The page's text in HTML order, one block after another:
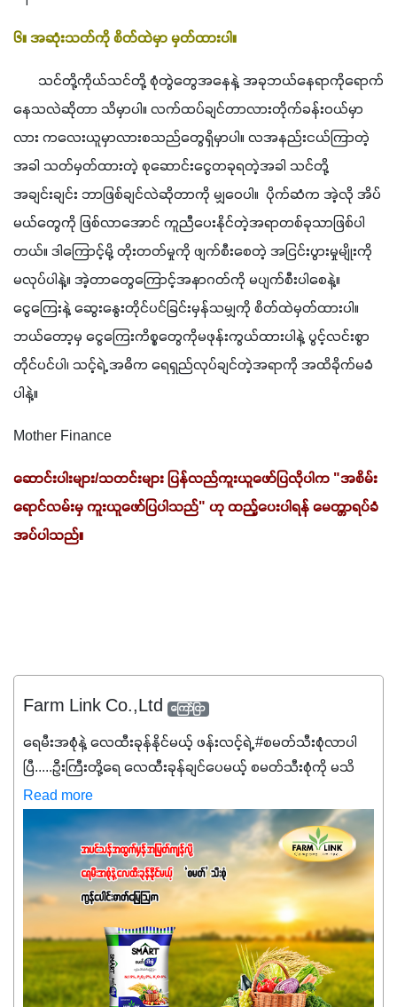
၆။ အဆုံးသတ်ကို စိတ်ထဲမှာ မှတ်ထားပါ။
သင်တို့ကိုယ်သင်တို့ စုံတွဲတွေအနေနဲ့ အခုဘယ်နေရာကိုရောက်
နေသလဲဆိုတာ သိမှာပါ။ လက်ထပ်ချင်တာလားတိုက်ခန်းဝယ်မှာ
လား ကလေးယူမှာလားစသည်တွေရှိမှာပါ။ လအနည်းငယ်ကြာတဲ့
အခါ သတ်မှတ်ထားတဲ့ စုဆောင်းငွေတခုရတဲ့အခါ သင်တို့
အချင်းချင်း ဘာဖြစ်ချင်လဲဆိုတာကို မျှဝေပါ။  ပိုက်ဆံက အဲ့လို အိပ်
မယ်တွေကို ဖြစ်လာအောင် ကူညီပေးနိုင်တဲ့အရာတစ်ခုသာဖြစ်ပါ
တယ်။ ဒါကြောင့်မို့ တိုးတတ်မှုကို ဖျက်စီးစေတဲ့ အငြင်းပွားမှုမျိုးကို
မလုပ်ပါနဲ့။ အဲ့တာတွေကြောင့်အနာဂတ်ကို မပျက်စီးပါစေနဲ့။
ငွေကြေးနဲ့ ဆွေးနွေးတိုင်ပင်ခြင်းမှန်သမျှကို စိတ်ထဲမှတ်ထားပါ။
ဘယ်တော့မှ ငွေကြေးကိစ္စတွေကိုမဖုန်းကွယ်ထားပါနဲ့ ပွင့်လင်းစွာ
တိုင်ပင်ပါ၊ သင့်ရဲ့ အဓိက ရေရှည်လုပ်ချင်တဲ့အရာကို အထိခိုက်မခံ
ပါနဲ့။
Mother Finance
ဆောင်းပါးများ/သတင်းများ ပြန်လည်ကူးယူဖော်ပြလိုပါက "အစိမ်း
ရောင်လမ်းမှ ကူးယူဖော်ပြပါသည်" ဟု ထည့်ပေးပါရန် မေတ္တာရပ်ခံ
အပ်ပါသည်။
Farm Link Co.,Ltd ကြော်ငြာ
ရေမီးအစုံနဲ့ လေထီးခုန်နိုင်မယ့် ဖန်းလင့်ရဲ့ #စမတ်သီးစုံလာပါ
ပြီ.....ဦးကြီးတို့ရေ ‌လေထီးခုန်ချင်ပေမယ့် စမတ်သီးစုံကို မသိ
သေးရင်တော့ ဒီစာလေးကို ဆက်ဖတ်‌ပေးပါ #စမတ်သီးစုံဆိုတာ
အပင်တိုင်းအတွက် အဓိကအာဟာရNPK (19:7:8)နဲ့ #ဟူးမစ်
အက်စစ်တို့ အချိုးကျ ပေါင်းစပ်ထားတဲ့ ကွန်ပေါင်း
ဓာတ်မြေဩဇာဖြစ်ပါတယ်။ အဓိကအကျိုးကျေးဇူးတွေအနေနဲ့
ကတော့ နိုက်ထရိုဂျင် 19%ပါဝင်တဲ့အတွက် ကလိုရိုဖီးလ်ဖွဲ့စည်း
မှုကို အားပေးကာ သီးနှံပင်များ၏အရွက်များစိမ်းလန်းသန်စွမ်း
ပြီး အစာချက်လုပ်မှုအားကောင်းစေပါတယ်။ အပင်၏ပင်ပိုင်း
ကြီးထွားမှုကို တိုးမြင့်စေကာ အပင်သန်၍ အကြီးမြန်စေပါတယ်။
သင့်တော်တဲ့ Phosphorus 7%ပါဝင်မှုကြောင့် အပင်ရဲ့ အမြစ်
Read more